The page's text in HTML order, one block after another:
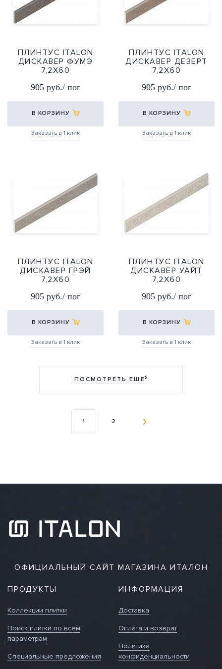
ПЛИНТУС ITALON
ДИСКАВЕР ФУМЭ
7,2Х60
905 руб./ пог
В КОРЗИНУ
Заказать в 1 клик
ПЛИНТУС ITALON
ДИСКАВЕР ДЕЗЕРТ
7,2Х60
905 руб./ пог
В КОРЗИНУ
Заказать в 1 клик
ПЛИНТУС ITALON
ДИСКАВЕР ГРЭЙ
7,2Х60
905 руб./ пог
В КОРЗИНУ
Заказать в 1 клик
ПЛИНТУС ITALON
ДИСКАВЕР УАЙТ
7,2Х60
905 руб./ пог
В КОРЗИНУ
Заказать в 1 клик
ПОСМОТРЕТЬ ЕЩЕ8
1 2
ОФИЦИАЛЬНЫЙ САЙТ МАГАЗИНА ИТАЛОН
ИНФОРМАЦИЯ
Доставка
Оплата и возврат
Политика
конфиденциальности
ПРОДУКТЫ
Коллекции плитки
Поиск плитки по всем
параметрам
Специальные предложения